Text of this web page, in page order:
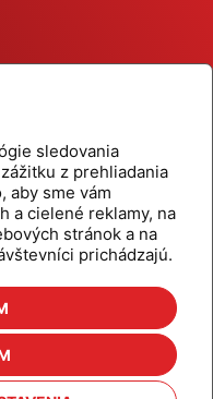
sledovania
z prehliadania
aby sme vám
a cielené reklamy, na
stránok a na
prichádzajú.
šikovné tipy